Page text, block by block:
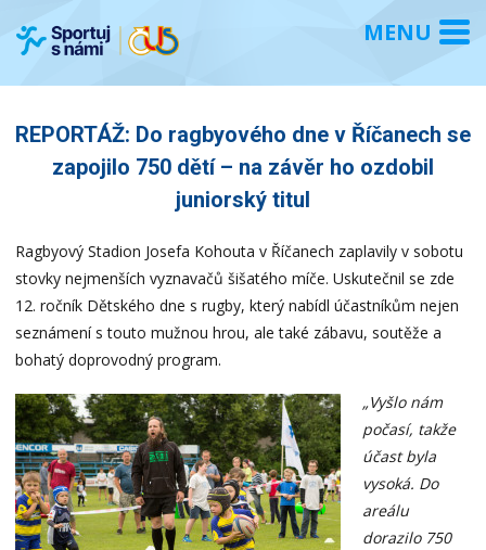
REPORTÁŽ: Do ragbyového dne v Říčanech se
zapojilo 750 dětí – na závěr ho ozdobil
juniorský titul
Ragbyový Stadion Josefa Kohouta v Říčanech zaplavily v sobotu
stovky nejmenších vyznavačů šišatého míče. Uskutečnil se zde
12. ročník Dětského dne s rugby, který nabídl účastníkům nejen
seznámení s touto mužnou hrou, ale také zábavu, soutěže a
bohatý doprovodný program.
„Vyšlo nám
počasí, takže
účast byla
vysoká. Do
areálu
dorazilo 750